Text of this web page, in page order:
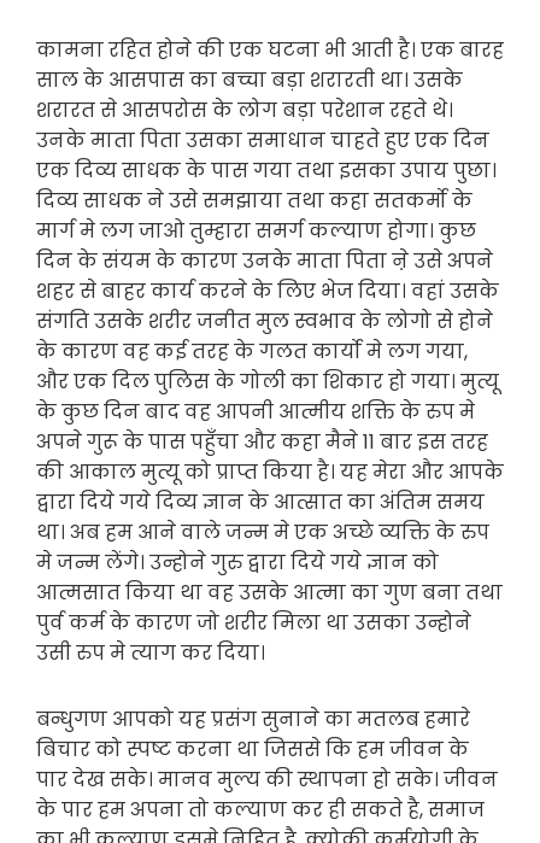
कामना रहित होने की एक घटना भी आती है। एक बारह
साल के आसपास का बच्चा बड़ा शरारती था। उसके
शरारत से आसपरोस के लोग बड़ा परेशान रहते थे।
उनके माता पिता उसका समाधान चाहते हुए एक दिन
एक दिव्य साधक के पास गया तथा इसका उपाय पुछा।
दिव्य साधक ने उसे समझाया तथा कहा सतकर्मो के
मार्ग मे लग जाओ तुम्हारा समर्ग कल्याण होगा। कुछ
दिन के संयम के कारण उनके माता पिता ऩे उसे अपने
शहर से बाहर कार्य करने के लिए भेज दिया। वहां उसके
संगति उसके शरीर जनीत मुल स्वभाव के लोगो से होने
के कारण वह कई तरह के गलत कार्यो मे लग गया,
और एक दिल पुलिस के गोली का शिकार हो गया। मुत्यू
के कुछ दिन बाद वह आपनी आत्मीय शक्ति के रुप मे
अपने गुरू के पास पहुँचा और कहा मैने 11 बार इस तरह
की आकाल मुत्यू को प्राप्त किया है। यह मेरा और आपके
द्वारा दिये गये दिव्य ज्ञान के आत्सात का अंतिम समय
था। अब हम आने वाले जन्म मे एक अच्छे व्यक्ति के रुप
मे जन्म लेंगे। उन्होने गुरु द्वारा दिये गये ज्ञान को
आत्मसात किया था वह उसके आत्मा का गुण बना तथा
पुर्व कर्म के कारण जो शरीर मिला था उसका उन्होने
उसी रुप मे त्याग कर दिया।
बन्धुगण आपको यह प्रसंग सुनाने का मतलब हमारे
बिचार को स्पष्ट करना था जिससे कि हम जीवन के
पार देख सके। मानव मुल्य की स्थापना हो सके। जीवन
के पार हम अपना तो कल्याण कर ही सकते है, समाज